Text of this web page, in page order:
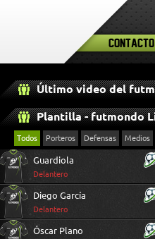
Contacto
Todos Porteros Defensas Medios
Guardiola
Delantero
Diego García
Delantero
Óscar Plano